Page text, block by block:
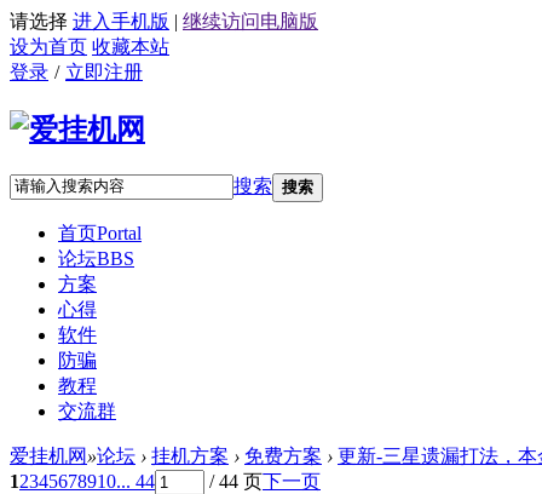
请选择 进入手机版 | 继续访问电脑版
设为首页 收藏本站
登录 / 立即注册
搜索 搜索
首页Portal
论坛BBS
方案
心得
软件
防骗
教程
交流群
爱挂机网 »论坛 › 挂机方案 › 免费方案 › 更新-三星遗漏打法，
12345678910... 44 / 44 页下一页